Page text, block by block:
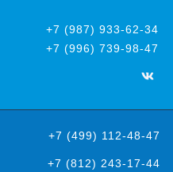
+7 (987) 933-62-34
+7 (996) 739-98-47
+7 (499) 112-48-47
+7 (812) 243-17-44